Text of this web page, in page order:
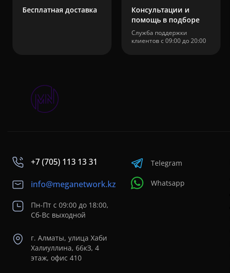
Бесплатная доставка
Консультации и
помощь в подборе
Служба поддержки
клиентов с 09:00 до 20:00
+7 (705) 113 13 31
info@meganetwork.kz
Пн-Пт с 09:00 до 18:00,
Сб-Вс выходной
г. Алматы, улица Хаби
Халиуллина, 66кЗ, 4
этаж, офис 410
Telegram
Whatsapp